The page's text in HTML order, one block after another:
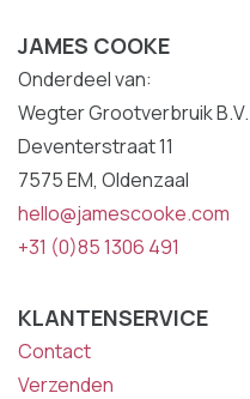
JAMES COOKE
Onderdeel van:
Wegter Grootverbruik B.V.
Deventerstraat 11
7575 EM, Oldenzaal
hello@jamescooke.com
+31 (0)85 1306 491
KLANTENSERVICE
Contact
Verzenden